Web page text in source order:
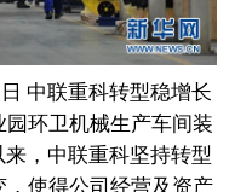
军事 无人机
新华广播
文 返回PC
中联重科转型稳增长
环卫机械生产车间装
，中联重科坚持转型
使得公司经营及资产